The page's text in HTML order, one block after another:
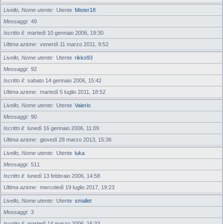
Livello, Nome utente Utente Mister18
Messaggi
49
Iscritto il
martedì 10 gennaio 2006, 19:30
Ultima azione
venerdì 11 marzo 2011, 9:52
Livello, Nome utente Utente rikko93
Messaggi
92
Iscritto il
sabato 14 gennaio 2006, 15:42
Ultima azione
martedì 5 luglio 2011, 18:52
Livello, Nome utente Utente Valerio
Messaggi
90
Iscritto il
lunedì 16 gennaio 2006, 11:09
Ultima azione
giovedì 28 marzo 2013, 15:36
Livello, Nome utente Utente luka
Messaggi
511
Iscritto il
lunedì 13 febbraio 2006, 14:58
Ultima azione
mercoledì 19 luglio 2017, 19:23
Livello, Nome utente Utente smallet
Messaggi
3